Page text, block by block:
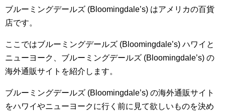
ブルーミングデールズ (Bloomingdale’s) はアメリカの百貨
店です。
ここではブルーミングデールズ (Bloomingdale’s) ハワイと
ニューヨーク、ブルーミングデールズ (Bloomingdale’s) の
海外通販サイトを紹介します。
ブルーミングデールズ (Bloomingdale’s) の海外通販サイト
をハワイやニューヨークに行く前に見て欲しいものを決め